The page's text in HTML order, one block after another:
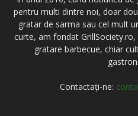
pentru multi dintre noi, doar
gratar de sarma sau cel mult
curte, am fondat
gratare barbecue, chiar
Contactați-ne: